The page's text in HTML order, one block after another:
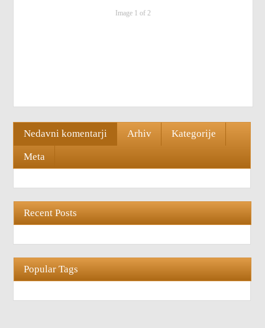
Image 1 of 2
Nedavni komentarji Arhiv Kategorije
Meta
Recent Posts
Popular Tags